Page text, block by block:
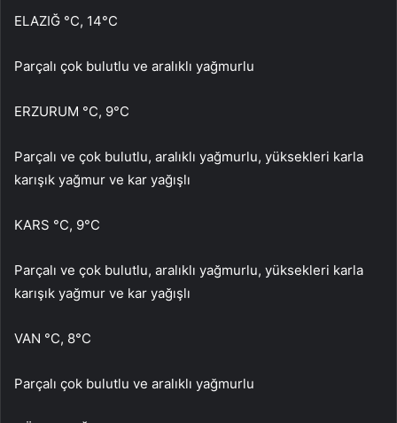
ELAZIĞ °C, 14°C
Parçalı çok bulutlu ve aralıklı yağmurlu
ERZURUM °C, 9°C
Parçalı ve çok bulutlu, aralıklı yağmurlu, yüksekleri karla
karışık yağmur ve kar yağışlı
KARS °C, 9°C
Parçalı ve çok bulutlu, aralıklı yağmurlu, yüksekleri karla
karışık yağmur ve kar yağışlı
VAN °C, 8°C
Parçalı çok bulutlu ve aralıklı yağmurlu